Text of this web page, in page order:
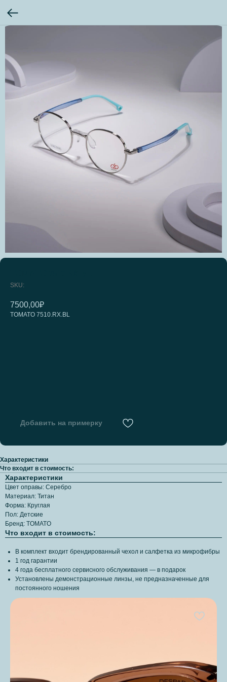
SKU:
7500,00₽
Добавить на примерку
TOMATO 7510.RX.BL
Характеристики
Что входит в стоимость:
Характеристики
Цвет оправы: Серебро
Материал: Титан
Форма: Круглая
Пол: Детские
Бренд: TOMATO
Что входит в стоимость:
В комплект входит брендированный чехол и салфетка из микрофибры
1 год гарантии
4 года бесплатного сервисного обслуживания — в подарок
Установлены демонстрационные линзы, не предназначенные для
постоянного ношения